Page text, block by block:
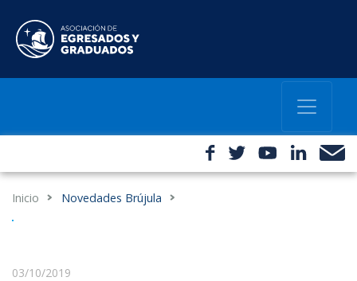
Inicio Novedades Brújula
03/10/2019